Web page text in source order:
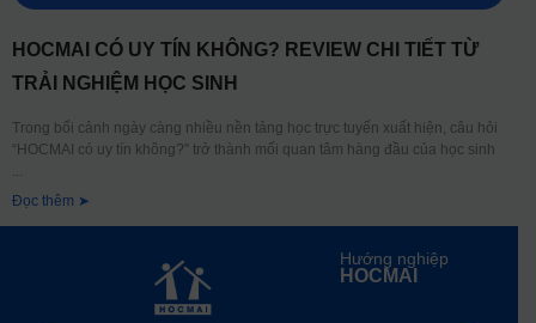
HOCMAI CÓ UY TÍN KHÔNG? REVIEW CHI TIẾT TỪ
TRẢI NGHIỆM HỌC SINH
Trong bối cảnh ngày càng nhiều nền tảng học trực tuyến xuất hiện, câu hỏi
“HOCMAI có uy tín không?” trở thành mối quan tâm hàng đầu của học sinh
Đọc thêm ➤
Hướng nghiệp
HOCMAI